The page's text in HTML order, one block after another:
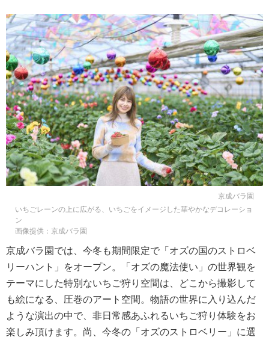
京成バラ園
いちごレーンの上に広がる、いちごをイメージした華やかなデコレーショ
ン
画像提供：京成バラ園
京成バラ園では、今冬も期間限定で「オズの国のストロベ
リーハント」をオープン。「オズの魔法使い」の世界観を
テーマにした特別ないちご狩り空間は、どこから撮影して
も絵になる、圧巻のアート空間。物語の世界に入り込んだ
ような演出の中で、非日常感あふれるいちご狩り体験をお
楽しみ頂けます。尚、今冬の「オズのストロベリー」に選